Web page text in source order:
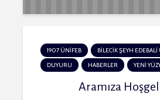
1907 ÜNİFEB
BİLECİK ŞEYH EDEBALİ
DUYURU
HABERLER YENİ
Aramıza